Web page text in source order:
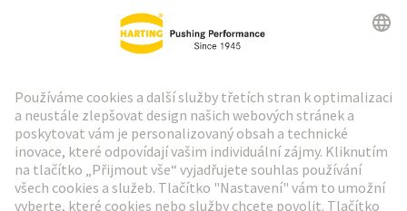
Zpravodaj HARTING
Přejít na registraci
Social Media